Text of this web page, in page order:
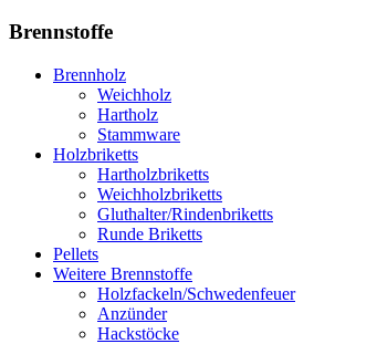
Brennstoffe
Brennholz
Weichholz
Hartholz
Stammware
Holzbriketts
Hartholzbriketts
Weichholzbriketts
Gluthalter/Rindenbriketts
Runde Briketts
Pellets
Weitere Brennstoffe
Holzfackeln/Schwedenfeuer
Anzünder
Hackstöcke